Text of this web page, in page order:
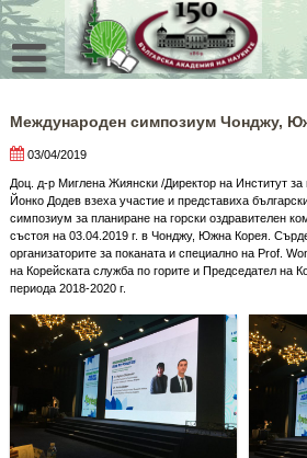
Skip
to
content
Международен симпозиум Чонджу,
03/04/2019
Доц. д-р Миглена Жиянски /Директор на Институт за
Йонко Додев взеха участие и представиха
симпозиум за планиране на горски оздравителен
състоя на 03.04.2019 г. в Чонджу, Южна Корея.
организаторите за поканата и специално на Prof.
на Корейската служба по горите и Председател на
периода 2018-2020 г.